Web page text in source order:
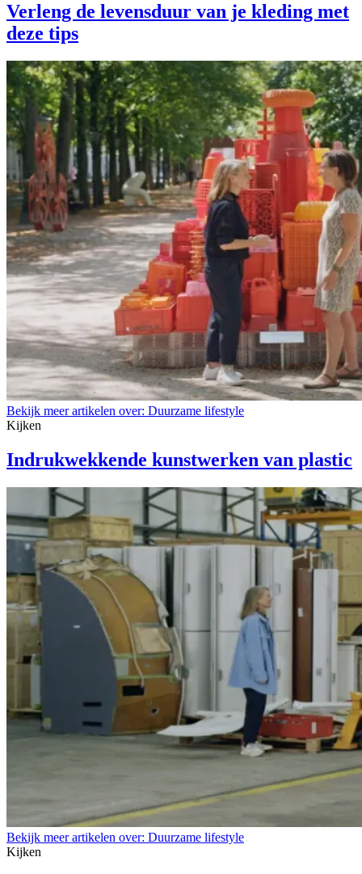
Verleng de levensduur van je kleding met
deze tips
Bekijk meer artikelen over: Duurzame lifestyle
Kijken
Indrukwekkende kunstwerken van plastic
Bekijk meer artikelen over: Duurzame lifestyle
Kijken